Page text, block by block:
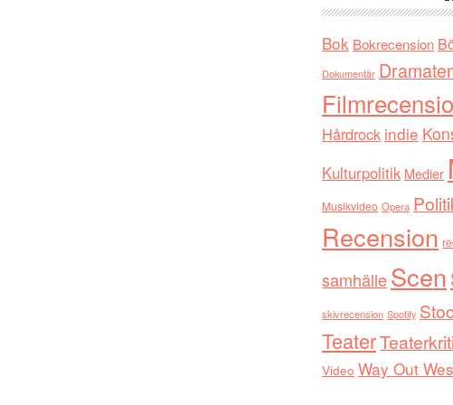
Bok Bokrecension
Dokumentär
Hårdrock indie
Kulturpolitik Medier
Musikvideo Opera
Recension
samhälleScen
skivrecension Spotify
Teater
Video Way Out